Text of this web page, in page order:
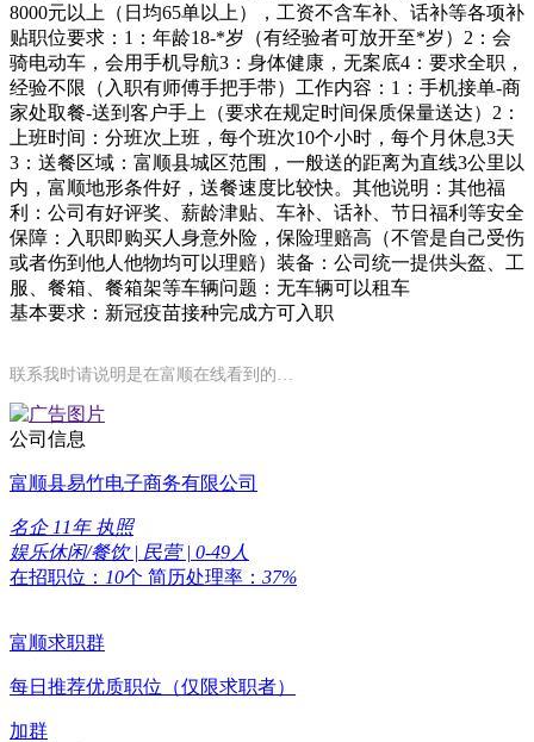
8000元以上（日均65单以上），工资不含车补、话补等各项补
贴职位要求：1：年龄18-*岁（有经验者可放开至*岁）2：会
骑电动车，会用手机导航3：身体健康，无案底4：要求全职，
经验不限（入职有师傅手把手带）工作内容：1：手机接单-商
家处取餐-送到客户手上（要求在规定时间保质保量送达）2：
上班时间：分班次上班，每个班次10个小时，每个月休息3天
3：送餐区域：富顺县城区范围，一般送的距离为直线3公里以
内，富顺地形条件好，送餐速度比较快。其他说明：其他福
利：公司有好评奖、薪龄津贴、车补、话补、节日福利等安全
保障：入职即购买人身意外险，保险理赔高（不管是自己受伤
或者伤到他人他物均可以理赔）装备：公司统一提供头盔、工
服、餐箱、餐箱架等车辆问题：无车辆可以租车
基本要求：新冠疫苗接种完成方可入职
联系我时请说明是在富顺在线看到的…
公司信息
富顺县易竹电子商务有限公司
名企 11年 执照
娱乐休闲/餐饮 | 民营 | 0-49人
在招职位： 10个 简历处理率： 37%
富顺求职群
每日推荐优质职位（仅限求职者）
加群